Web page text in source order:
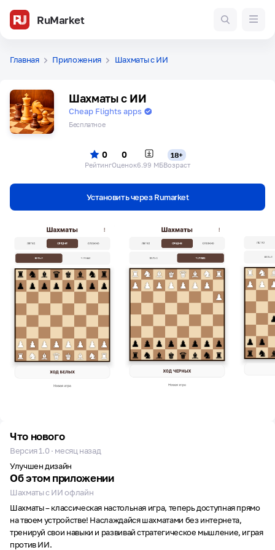
RuMarket
Главная Приложения Шахматы с ИИ
Шахматы с ИИ
Cheap Flights apps
Бесплатное
0
Рейтинг
0
Оценок6.99 МБ
18+
Возраст
Установить через Rumarket
Что нового
Версия 1.0 · месяц назад
Улучшен дизайн
Об этом приложении
Шахматы с ИИ офлайн
Шахматы – классическая настольная игра, теперь доступная прямо
на твоем устройстве! Наслаждайся шахматами без интернета,
тренируй свои навыки и развивай стратегическое мышление, играя
против ИИ.